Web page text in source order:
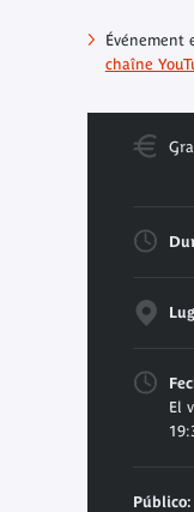
Événement
chaîne
El
Público: